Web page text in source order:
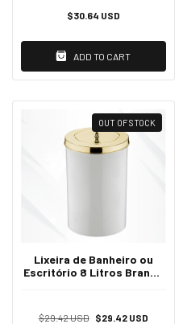
$30.64 USD
ADD TO CART
OUT OF STOCK
Lixeira de Banheiro ou
Escritório 8 Litros Branca
$29.42 USD $29.42 USD